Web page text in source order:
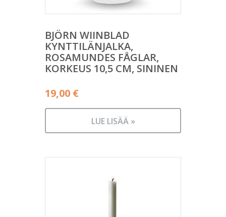
BJÖRN WIINBLAD
KYNTTILÄNJALKA,
ROSAMUNDES FÅGLAR,
KORKEUS 10,5 CM, SININEN
19,00 €
LUE LISÄÄ »